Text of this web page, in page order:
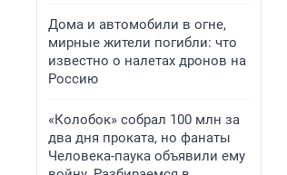
Дома и автомобили в огне,
мирные жители погибли: что
известно о налетах дронов на
Россию
«Колобок» собрал 100 млн за
два дня проката, но фанаты
Человека-паука объявили ему